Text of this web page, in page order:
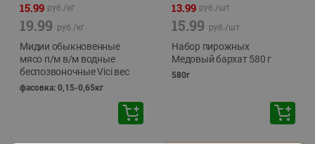
15.99 руб./кг
19.99 руб./кг
Мидии обыкновенные
мясо п/м в/м водные
беспозвоночные Vici вес
фасовка: 0,15-0,65кг
13.99 руб./шт
15.99 руб./шт
Набор пирожных
Медовый бархат 580 г
580г